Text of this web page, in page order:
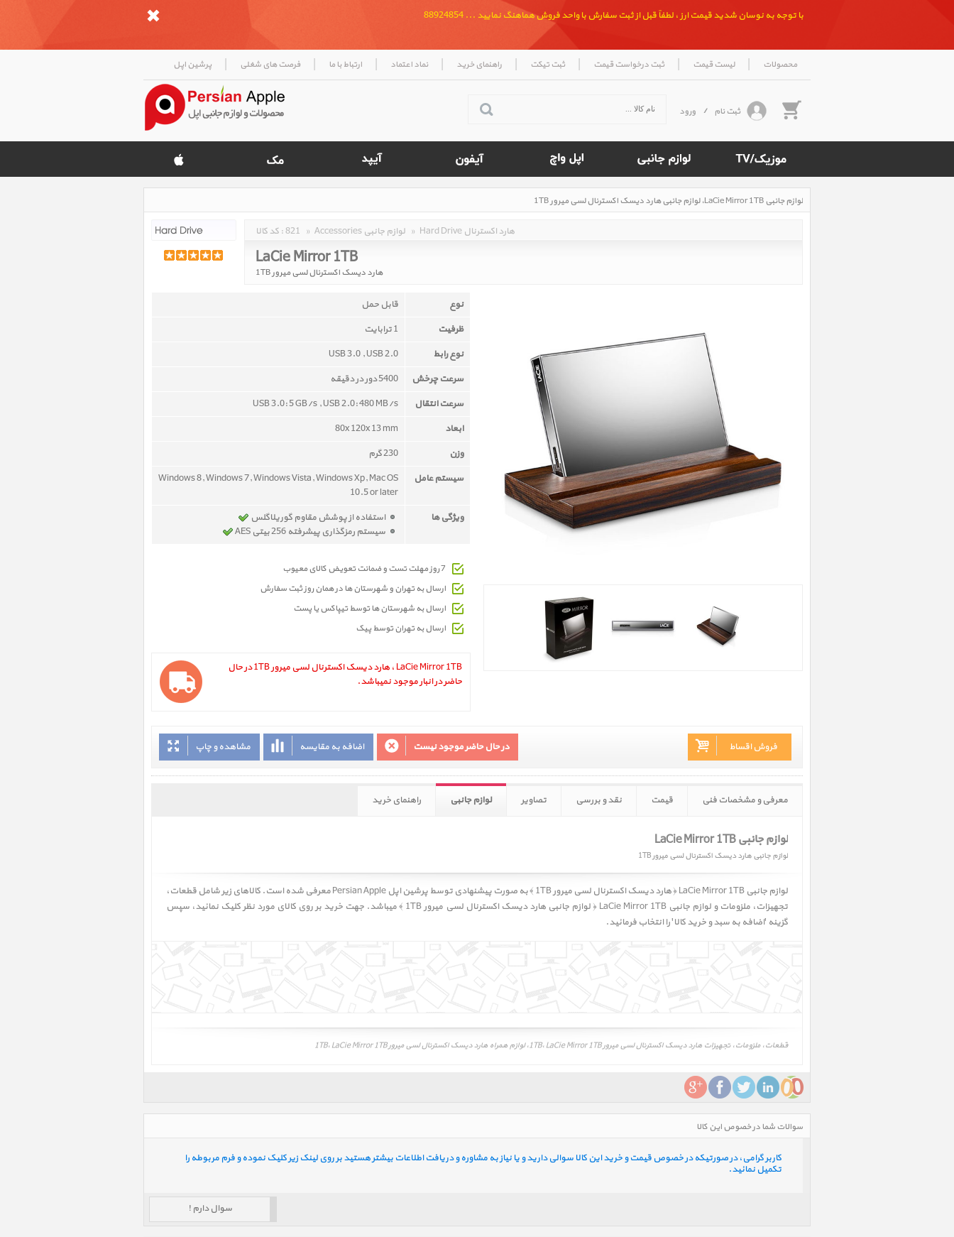
با توجه به نوسان شدید قیمت ارز ، لطفاً قبل از ثبت سفارش با واحد فروش هماهنگ نمایید ... 88924854
محصولات | لیست قیمت | ثبت درخواست قیمت | ثبت تیکت | راهنمای خرید | نماد اعتماد | ارتباط با ما | فرصت های شغلی | پرشین اپل
ثبت نام / ورود
لوازم جانبی LaCie Mirror 1TB، لوازم جانبی هارد دیسک اکسترنال لسی میرور 1TB
Rated
کد کالا :821 » Accessories لوازم جانبی » Hard Drive هارد اکسترنال
LaCie Mirror 1TB
هارد دیسک اکسترنال لسی میرور 1TB
نوع
قابل حمل
ظرفیت
1 ترابایت
نوع رابط
USB 3.0 , USB 2.0
سرعت چرخش
5400 دور در دقیقه
سرعت انتقال
USB 3.0: 5 GB/s , USB 2.0: 480 MB/s
ابعاد
80x 120x 13 mm
وزن
230 گرم
سیستم عامل
Windows 8, Windows 7, Windows Vista, Windows Xp, Mac OS
10.5 or later
ویژگی ها
استفاده از پوشش مقاوم گوریلاگلس
سیستم رمزگذاری پیشرفته 256 بیتی AES
7 روز مهلت تست و ضمانت تعویض کالای معیوب
ارسال به تهران و شهرستان ها در همان روز ثبت سفارش
ارسال به شهرستان ها توسط تیپاکس یا پست
ارسال به تهران توسط پیک
LaCie Mirror 1TB ، هارد دیسک اکسترنال لسی میرور 1TB در حال
حاضر در انبار موجود نمیباشد.
مشاهده و چاپ اضافه به مقایسه در حال حاضر موجود نیست فروش اقساط
معرفی و مشخصات فنی قیمت نقد و بررسی تصاویر لوازم جانبی راهنمای خرید
لوازم جانبی LaCie Mirror 1TB
لوازم جانبی هارد دیسک اکسترنال لسی میرور 1TB
لوازم جانبی LaCie Mirror 1TB ﴿ هارد دیسک اکسترنال لسی میرور 1TB ﴾
به صورت پیشنهادی توسط پرشین اپل Persian Apple معرفی شده است. کالاهای زیر شامل قطعات،
تجهیزات، ملزومات و لوازم جانبی LaCie Mirror 1TB ﴿ لوازم جانبی هارد دیسک اکسترنال لسی میرور 1TB ﴾ میباشد. جهت خرید بر روی کالای مورد نظر کلیک نمائید، سپس
گزینه 'اضافه به سبد و خرید کالا' را انتخاب فرمائید.
قطعات، ملزومات، تجهیزات هارد دیسک اکسترنال لسی میرور 1TB، LaCie Mirror 1TB، لوازم همراه هارد دیسک اکسترنال لسی میرور 1TB، LaCie Mirror 1TB
سوالات شما در خصوص این کالا
کاربر گرامی، در صورتیکه در خصوص قیمت و خرید این کالا سوالی دارید و یا نیاز به مشاوره و دریافت اطلاعات بیشتر هستید بر روی لینک زیر کلیک نموده و فرم مربوطه را
تکمیل نمائید.
سوال دارم !